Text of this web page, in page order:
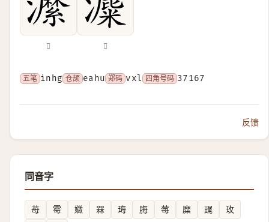
𤃰 𤃱
五笔 inhg 仓颉 eahu 郑码 vxl 四角号码 37167
反馈
同音字
苺 霉 㜫 槑 珻 脢 莓 糜 䜸
玫